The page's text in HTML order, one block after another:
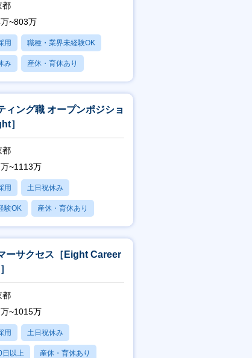
都
~803万
用 職種・業界未経験OK
み 産休・育休あり
ィング職 オープンポジショ
］
都
~1113万
用 土日祝休み
験OK 産休・育休あり
ーサクセス［Eight Career
都
~1015万
用 土日祝休み
日以上 産休・育休あり